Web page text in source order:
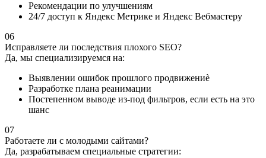
Рекомендации по улучшениям
24/7 доступ к Яндекс Метрике и Яндекс Вебмастеру
06
Исправляете ли последствия плохого SEO?
Да, мы специализируемся на:
Выявлении ошибок прошлого продвижениè
Разработке плана реанимации
Постепенном выводе из-под фильтров, если есть на это
шанс
07
Работаете ли с молодыми сайтами?
Да, разрабатываем специальные стратегии: